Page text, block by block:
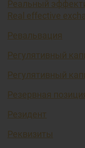
Реальный
Real effective
Ревальвация
Регулятивный
Регулятивный
Резервная
Резидент
Реквизиты